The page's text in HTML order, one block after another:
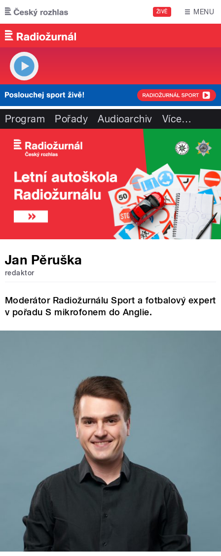
Přejít k hlavnímu obsahu
ŽIVĚ MENU
Program Pořady Audioarchiv Více…
Jan Pěruška
redaktor
Moderátor Radiožurnálu Sport a fotbalový expert
v pořadu S mikrofonem do Anglie.